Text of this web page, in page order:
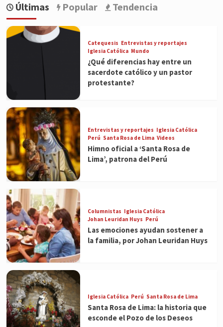
Últimas Popular Tendencia
Catequesis Entrevistas y reportajes
Iglesia Católica Mundo
¿Qué diferencias hay entre un
sacerdote católico y un pastor
protestante?
Entrevistas y reportajes Iglesia Católica
Perú Santa Rosa de Lima Videos
Himno oficial a ‘Santa Rosa de
Lima’, patrona del Perú
Columnistas Iglesia Católica
Johan Leuridan Huys Perú
Las emociones ayudan sostener a
la familia, por Johan Leuridan Huys
Iglesia Católica Perú Santa Rosa de Lima
Santa Rosa de Lima: la historia que
esconde el Pozo de los Deseos